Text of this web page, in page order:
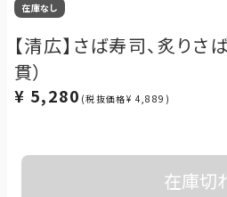
在庫なし
【清広】さば寿司、炙り
貫）
¥ 5,280 (税抜価格¥ 4,889)
在庫切